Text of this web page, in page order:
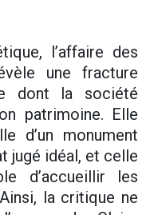
l’affaire des
une fracture
dont la société
patrimoine. Elle
d’un monument
jugé idéal, et celle
d’accueillir les
la critique ne